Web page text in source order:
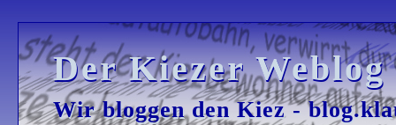
Der Kiezer
Der Kiezer
Wir bloggen den Kiez -
Wir bloggen den Kiez -